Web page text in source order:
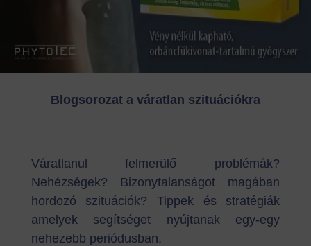
Blogsorozat a váratlan szituációkra
Váratlanul felmerülő problémák?
Nehézségek? Bizonytalanságot magában
hordozó szituációk? Tippek és stratégiák
amelyek segítséget nyújtanak egy-egy
nehezebb periódusban.